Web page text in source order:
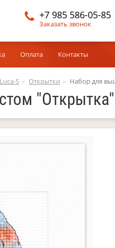
+7 985 586-05-85
Заказать звонок
Оплата Контакты
Luca-S Открытки Набор для
"Открытка"